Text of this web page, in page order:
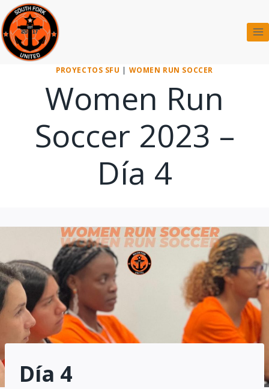
Saltar
al
contenido
PROYECTOS SFU | WOMEN RUN SOCCER
Women Run
Soccer 2023 –
Día 4
Día 4